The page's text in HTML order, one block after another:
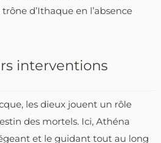
d’Ithaque en l’absence
interventions
les dieux jouent un rôle
des mortels. Ici, Athéna
et le guidant tout au long